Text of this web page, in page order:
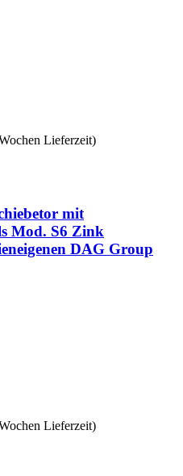
Lieferzeit)
mit
Mod. S6 Zink
DAG Group
Lieferzeit)